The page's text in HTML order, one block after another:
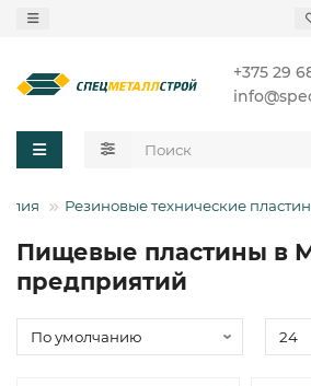
+375 29
Резиновые технические
Пищевые пластины в
предприятий